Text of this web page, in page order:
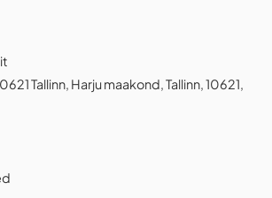
Tallinn, Harju maakond, Tallinn, 10621,